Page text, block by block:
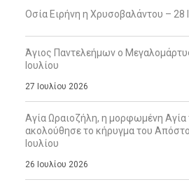
Οσία Ειρήνη η Χρυσοβαλάντου – 28
Άγιος Παντελεήμων ο
Ιουλίου
27 Ιουλίου 2026
Αγία Ωραιοζήλη, η μορφωμένη Αγία
ακολούθησε το κήρυγμα του
Ιουλίου
26 Ιουλίου 2026